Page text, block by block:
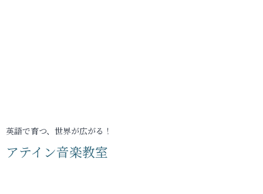
英語で育つ、世界が広がる！
アテイン音楽教室